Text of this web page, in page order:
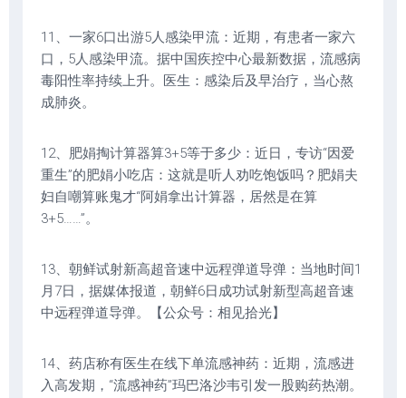
11、一家6口出游5人感染甲流：近期，有患者一家六
口，5人感染甲流。据中国疾控中心最新数据，流感病
毒阳性率持续上升。医生：感染后及早治疗，当心熬
成肺炎。
12、肥娟掏计算器算3+5等于多少：近日，专访“因爱
重生”的肥娟小吃店：这就是听人劝吃饱饭吗？肥娟夫
妇自嘲算账鬼才“阿娟拿出计算器，居然是在算
3+5……”。
13、朝鲜试射新高超音速中远程弹道导弹：当地时间1
月7日，据媒体报道，朝鲜6日成功试射新型高超音速
中远程弹道导弹。【公众号：相见拾光】
14、药店称有医生在线下单流感神药：近期，流感进
入高发期，“流感神药”玛巴洛沙韦引发一股购药热潮。